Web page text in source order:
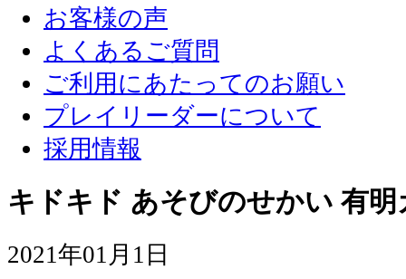
お客様の声
よくあるご質問
ご利用にあたってのお願い
プレイリーダーについて
採用情報
キドキド あそびのせかい 有
2021年01月1日